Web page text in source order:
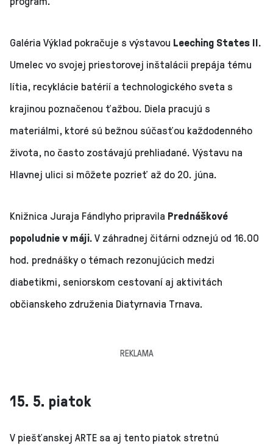
Galéria Výklad pokračuje s výstavou Leeching States II.
Umelec vo svojej priestorovej inštalácii prepája tému
lítia, recyklácie batérií a technologického sveta s
krajinou poznačenou ťažbou. Diela pracujú s
materiálmi, ktoré sú bežnou súčasťou každodenného
života, no často zostávajú prehliadané. Výstavu na
Hlavnej ulici si môžete pozrieť až do 20. júna.
Knižnica Juraja Fándlyho pripravila Prednáškové
popoludnie v máji.V záhradnej čitárni odznejú od 16.00
hod. prednášky o témach rezonujúcich medzi
diabetikmi, seniorskom cestovaní aj aktivitách
občianskeho združenia Diatyrnavia Trnava.
REKLAMA
15. 5. piatok
V piešťanskej ARTE sa aj tento piatok stretnú